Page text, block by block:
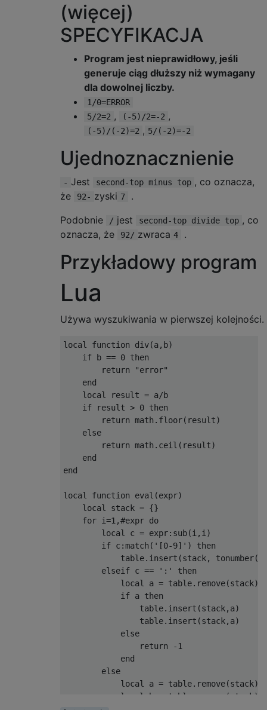
(więcej)
SPECYFIKACJA
Program jest nieprawidłowy, jeśli
generuje ciąg dłuższy niż wymagany
dla dowolnej liczby.
1/0=ERROR
5/2=2 , (-5)/2=-2 ,
(-5)/(-2)=2 , 5/(-2)=-2
Ujednoznacznienie
- Jest second-top minus top , co oznacza,
że
92- zyski 7
.
Podobnie
/ jest second-top divide top , co
oznacza, że
92/ zwraca 4 .
Przykładowy program
Lua
Używa wyszukiwania w pierwszej kolejności.
local function div(a,b)
    if b == 0 then
        return "error"
    end
    local result = a/b
    if result > 0 then
        return math.floor(result)
    else
        return math.ceil(result)
    end
end
local function eval(expr)
    local stack = {}
    for i=1,#expr do
        local c = expr:sub(i,i)
        if c:match('[0-9]') then
table.insert(stack,
        elseif c == ':' then
            local a = table.remove(stack)
            if a then
                table.insert(stack,a)
                table.insert(stack,a)
            else
                return -1
            end
        else
            local a = table.remove(stack)
            local b = table.remove(stack)